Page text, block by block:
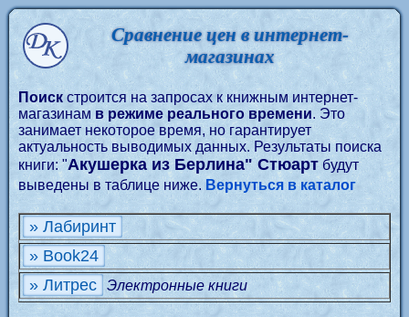
Сравнение цен в интернет-
магазинах
Поиск строится на запросах к книжным интернет-
магазинам в режиме реального времени. Это
занимает некоторое время, но гарантирует
актуальность выводимых данных. Результаты поиска
книги: "Акушерка из Берлина" Стюартбудут
выведены в таблице ниже. Вернуться в каталог
» Лабиринт
» Book24
» Литрес
Электронные книги